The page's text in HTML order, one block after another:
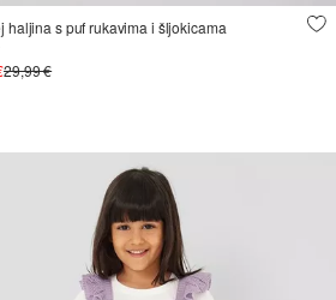
haljina s puf rukavima i šljokicama
29,99 €